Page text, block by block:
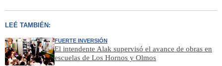
LEÉ TAMBIÉN:
FUERTE INVERSIÓN
El intendente Alak supervisó el avance de obras en
escuelas de Los Hornos y Olmos